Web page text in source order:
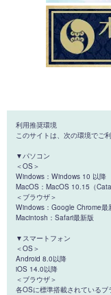
利用推奨環境
このサイトは、次の環境でご
▼パソコン
＜OS＞
Windows：Windows 10 以降
MacOS：MacOS 10.15（
＜ブラウザ＞
Windows：Google Chrome最
Macintosh：Safari最新版
▼スマートフォン
＜OS＞
Android 8.0以降
iOS 14.0以降
＜ブラウザ＞
各OSに標準搭載されているブ